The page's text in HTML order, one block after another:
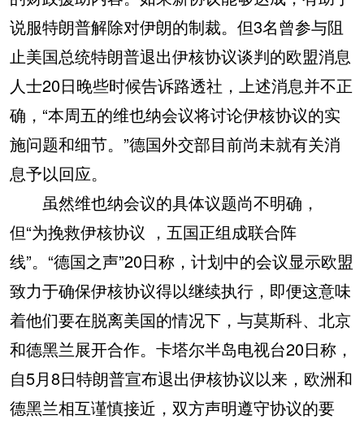
说服特朗普解除对伊朗的制裁。但3名曾参与阻
止美国总统特朗普退出伊核协议谈判的欧盟消息
人士20日晚些时候告诉路透社，上述消息并不正
确，“本周五的维也纳会议将讨论伊核协议的实
施问题和细节。”德国外交部目前尚未就有关消
息予以回应。
虽然维也纳会议的具体议题尚不明确，
但“为挽救伊核协议 ，五国正组成联合阵
线”。“德国之声”20日称，计划中的会议显示欧盟
致力于确保伊核协议得以继续执行，即便这意味
着他们要在脱离美国的情况下，与莫斯科、北京
和德黑兰展开合作。卡塔尔半岛电视台20日称，
自5月8日特朗普宣布退出伊核协议以来，欧洲和
德黑兰相互谨慎接近，双方声明遵守协议的要